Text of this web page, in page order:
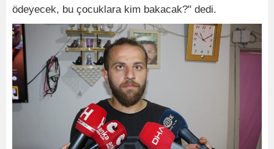
ödeyecek, bu çocuklara kim bakacak?" dedi.